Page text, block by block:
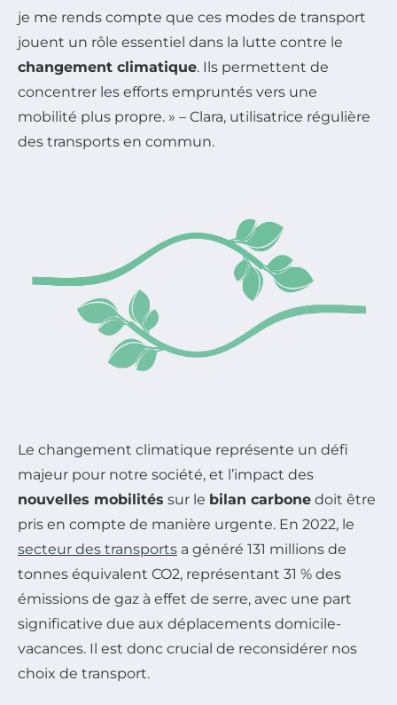
je me rends compte que ces modes de transport
jouent un rôle essentiel dans la lutte contre le
changement climatique. Ils permettent de
concentrer les efforts empruntés vers une
mobilité plus propre. » – Clara, utilisatrice régulière
des transports en commun.
Le changement climatique représente un défi
majeur pour notre société, et l’impact des
nouvelles mobilités sur le bilan carbone doit être
pris en compte de manière urgente. En 2022, le
secteur des transports a généré 131 millions de
tonnes équivalent CO2, représentant 31 % des
émissions de gaz à effet de serre, avec une part
significative due aux déplacements domicile-
vacances. Il est donc crucial de reconsidérer nos
choix de transport.